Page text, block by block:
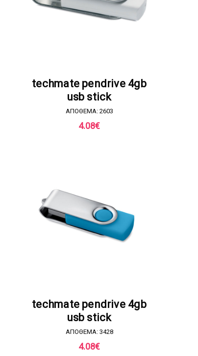
ΖΗΤΗΣΤΕ ΠΡΟΣΦΟΡΑ
techmate pendrive 4gb
usb stick
ΑΠΟΘΕΜΑ: 2603
4.08€
ΖΗΤΗΣΤΕ ΠΡΟΣΦΟΡΑ
techmate pendrive 4gb
usb stick
ΑΠΟΘΕΜΑ: 3428
4.08€